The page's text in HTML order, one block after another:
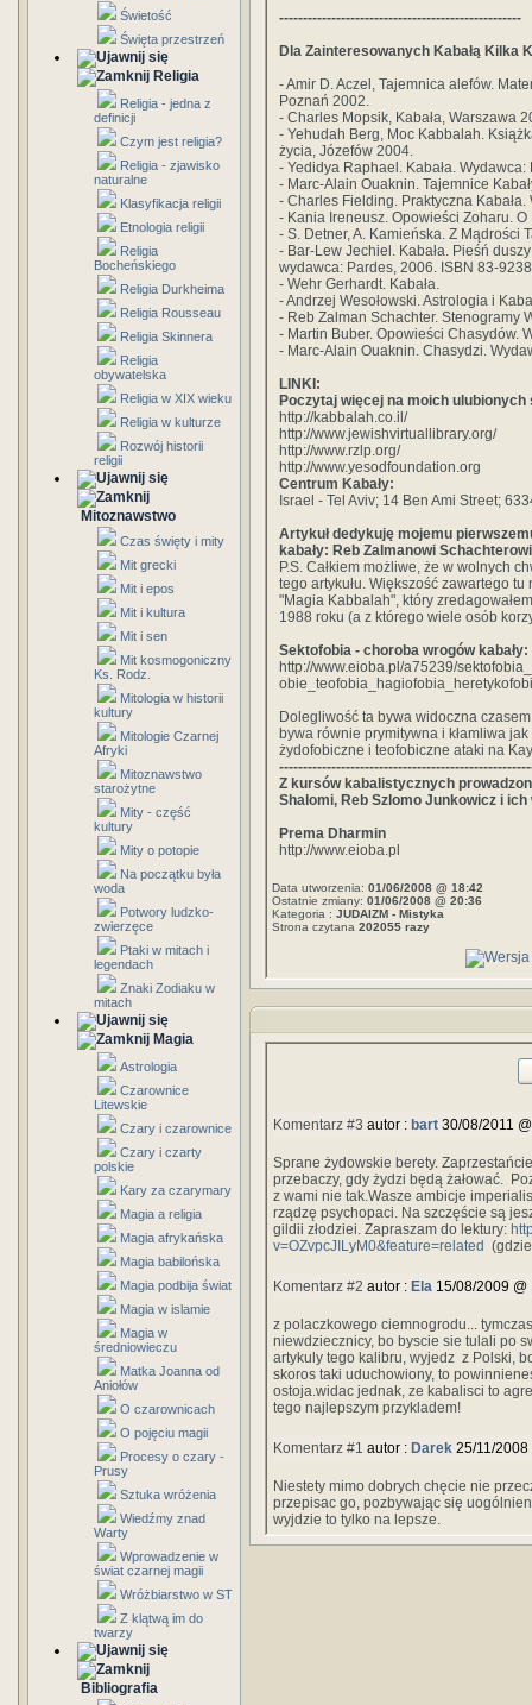
Świetość
Święta przestrzeń
Religia
Religia - jedna z
definicji
Czym jest religia?
Religia - zjawisko
naturalne
Klasyfikacja religii
Etnologia religii
Religia
Bocheńskiego
Religia Durkheima
Religia Rousseau
Religia Skinnera
Religia
obywatelska
Religia w XIX wieku
Religia w kulturze
Rozwój historii
religii
Mitoznawstwo
Czas święty i mity
Mit grecki
Mit i epos
Mit i kultura
Mit i sen
Mit kosmogoniczny
Ks. Rodz.
Mitologia w historii
kultury
Mitologie Czarnej
Afryki
Mitoznawstwo
starożytne
Mity - część
kultury
Mity o potopie
Na początku była
woda
Potwory ludzko-
zwierzęce
Ptaki w mitach i
legendach
Znaki Zodiaku w
mitach
Magia
Astrologia
Czarownice
Litewskie
Czary i czarownice
Czary i czarty
polskie
Kary za czarymary
Magia a religia
Magia afrykańska
Magia babilońska
Magia podbija świat
Magia w islamie
Magia w
średniowieczu
Matka Joanna od
Aniołów
O czarownicach
O pojęciu magii
Procesy o czary -
Prusy
Sztuka wróżenia
Wiedźmy znad
Warty
Wprowadzenie w
świat czarnej magii
Wróżbiarstwo w ST
Z klątwą im do
twarzy
Bibliografia
---------------------------------------------------
Dla Zainteresowanych Kabałą Kilka
- Amir D. Aczel, Tajemnica alefów.
Poznań 2002.
- Charles Mopsik, Kabała, Warszawa
- Yehudah Berg, Moc Kabbalah.
życia, Józefów 2004.
- Yedidya Raphael. Kabała. Wydawca:
- Marc-Alain Ouaknin. Tajemnice
- Charles Fielding. Praktyczna
- Kania Ireneusz. Opowieści Zoharu.
- S. Detner, A. Kamieńska. Z Mądrości
- Bar-Lew Jechiel. Kabała. Pieśń
wydawca: Pardes, 2006. ISBN 83-
- Wehr Gerhardt. Kabała.
- Andrzej Wesołowski. Astrologia i
- Reb Zalman Schachter. Stenogramy
- Martin Buber. Opowieści Chasydów.
- Marc-Alain Ouaknin. Chasydzi.
LINKI:
Poczytaj więcej na moich
http://kabbalah.co.il/
http://www.jewishvirtuallibrary.org/
http://www.rzlp.org/
http://www.yesodfoundation.org
Centrum Kabały:
Israel - Tel Aviv; 14 Ben Ami Street;
Artykuł dedykuję mojemu
kabały: Reb Zalmanowi
P.S. Całkiem możliwe, że w wolnych
tego artykułu. Większość zawartego
"Magia Kabbalah", który
1988 roku (a z którego wiele osób
Sektofobia - choroba wrogów kabały:
http://www.eioba.pl/a75239/
Dolegliwość ta bywa widoczna
bywa równie prymitywna i kłamliwa
żydofobiczne i teofobiczne ataki na
Z kursów kabalistycznych
Shalomi, Reb Szlomo Junkowicz i ich
Prema Dharmin
http://www.eioba.pl
Data utworzenia: 01/06/2008 @ 18:42
Ostatnie zmiany: 01/06/2008 @ 20:36
Kategoria : JUDAIZM - Mistyka
Strona czytana 202055 razy
Komentarz #3 autor : bart 30/08/2011
Sprane żydowskie berety.
przebaczy, gdy żydzi będą żałować.
z wami nie tak.Wasze ambicje
rządzę psychopaci. Na szczęście są
gildii złodziei. Zapraszam do lektury:
v=OZvpcJILyM0&feature=related
Komentarz #2 autor : Ela 15/08/2009 @
z polaczkowego ciemnogrodu...
niewdziecznicy, bo byscie sie tulali po
artykuly tego kalibru, wyjedz z Polski,
skoros taki uduchowiony, to
ostoja.widac jednak, ze kabalisci to
tego najlepszym przykladem!
Komentarz #1 autor : Darek 25/11/2008
Niestety mimo dobrych chęcie nie
przepisac go, pozbywając się
wyjdzie to tylko na lepsze.